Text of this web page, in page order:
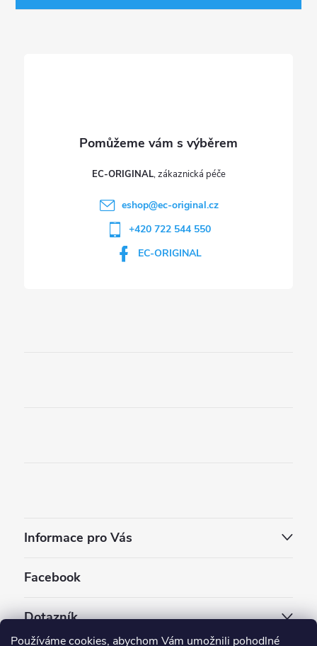
Používáme cookies, abychom Vám umožnili pohodlné
EC-ORIGINAL
eshop@ec-original.cz
+420 722 544 550
EC-ORIGINAL
Informace pro Vás
Facebook
Dotazník